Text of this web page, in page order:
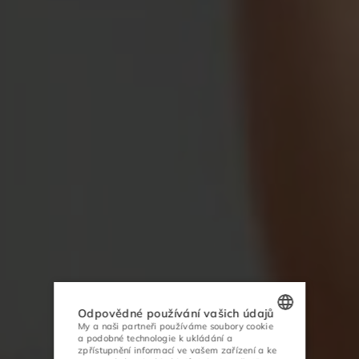
Odpovědné používání vašich údajů
My a naši partneři používáme soubory cookie
a podobné technologie k ukládání a
zpřístupnění informací ve vašem zařízení a ke